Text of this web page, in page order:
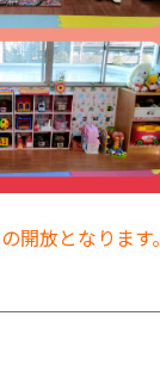
開放となります。